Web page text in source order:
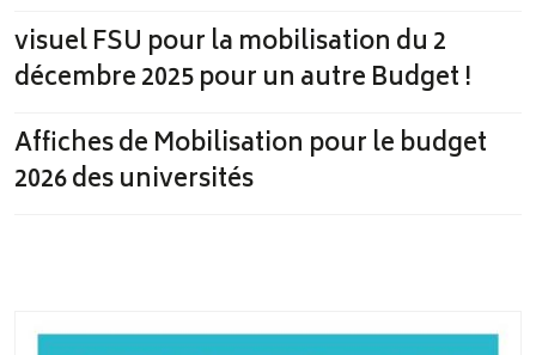
visuel FSU pour la mobilisation du 2
décembre 2025 pour un autre Budget !
Affiches de Mobilisation pour le budget
2026 des universités